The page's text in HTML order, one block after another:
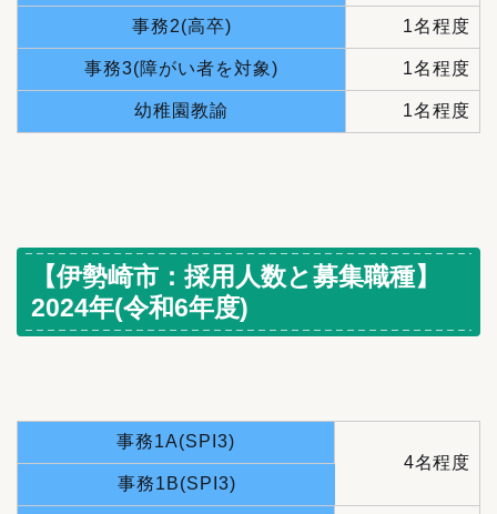
事務2(高卒) 1名程度
事務3(障がい者を対象) 1名程度
幼稚園教諭 1名程度
【伊勢崎市：採用人数と募集職種】
2024年(令和6年度)
事務1A(SPI3)
4名程度
事務1B(SPI3)